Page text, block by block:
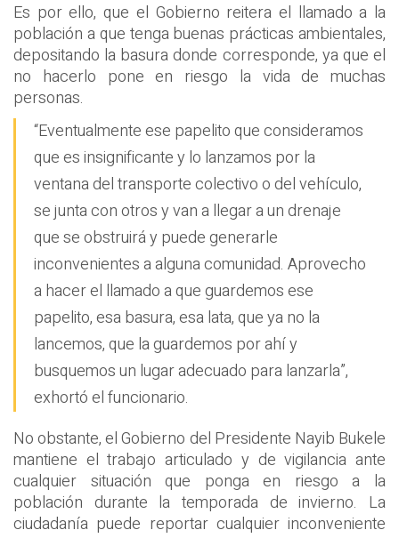
Es por ello, que el Gobierno reitera el llamado a la
población a que tenga buenas prácticas ambientales,
depositando la basura donde corresponde, ya que el
no hacerlo pone en riesgo la vida de muchas
personas.
“Eventualmente ese papelito que consideramos
que es insignificante y lo lanzamos por la
ventana del transporte colectivo o del vehículo,
se junta con otros y van a llegar a un drenaje
que se obstruirá y puede generarle
inconvenientes a alguna comunidad. Aprovecho
a hacer el llamado a que guardemos ese
papelito, esa basura, esa lata, que ya no la
lancemos, que la guardemos por ahí y
busquemos un lugar adecuado para lanzarla”,
exhortó el funcionario.
No obstante, el Gobierno del Presidente Nayib Bukele
mantiene el trabajo articulado y de vigilancia ante
cualquier situación que ponga en riesgo a la
población durante la temporada de invierno. La
ciudadanía puede reportar cualquier inconveniente